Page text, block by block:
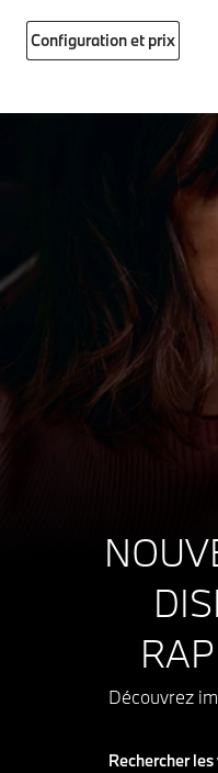
Configuration et prix
Découvrez
Rechercher